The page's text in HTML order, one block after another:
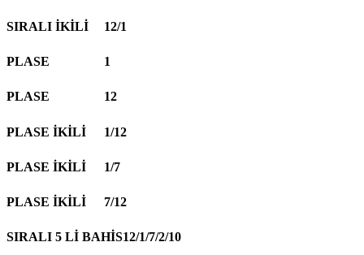
SIRALI İKİLİ 12/1
PLASE 1
PLASE 12
PLASE İKİLİ 1/12
PLASE İKİLİ 1/7
PLASE İKİLİ 7/12
SIRALI 5 Lİ BAHİS12/1/7/2/10